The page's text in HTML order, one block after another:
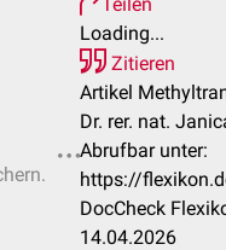
Loading...
Zitieren
Artikel
Dr. rer. nat.
Abrufbar unter:
https://
DocCheck
14.04.2026